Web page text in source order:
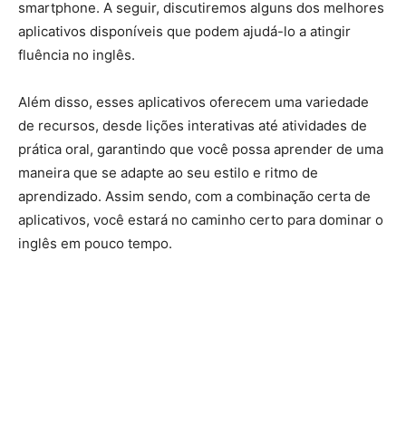
smartphone. A seguir, discutiremos alguns dos melhores
aplicativos disponíveis que podem ajudá-lo a atingir
fluência no inglês.
Além disso, esses aplicativos oferecem uma variedade
de recursos, desde lições interativas até atividades de
prática oral, garantindo que você possa aprender de uma
maneira que se adapte ao seu estilo e ritmo de
aprendizado. Assim sendo, com a combinação certa de
aplicativos, você estará no caminho certo para dominar o
inglês em pouco tempo.